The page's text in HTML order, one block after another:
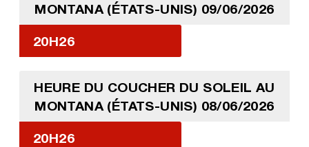
MONTANA (ÉTATS-UNIS) 09/06/2026
20H26
HEURE DU COUCHER DU SOLEIL AU
MONTANA (ÉTATS-UNIS) 08/06/2026
20H26